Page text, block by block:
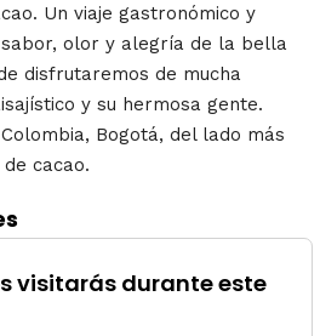
Un viaje gastronómico y
olor y alegría de la bella
disfrutaremos de mucha
y su hermosa gente.
Bogotá, del lado más
cacao.
visitarás durante este